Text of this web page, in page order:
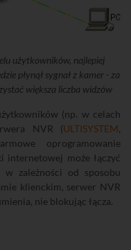
użytkowników, najlepiej
płynął sygnał z kamer - za
większa liczba widzów
(np. w celach
NVR (ULTISYSTEM,
oprogramowanie
internetowej może łączyć
zależności od sposobu
klienckim, serwer NVR
nie blokując łącza.